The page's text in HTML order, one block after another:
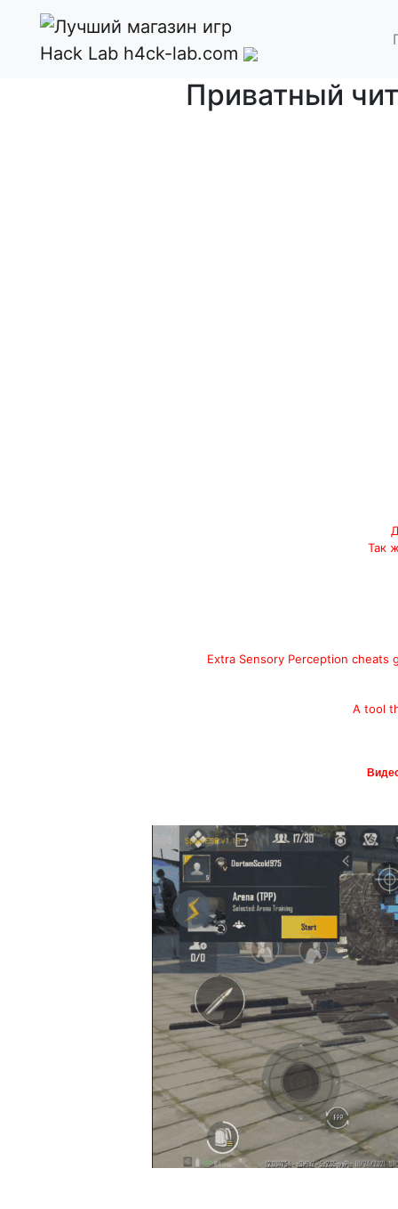
Hack Lab h4ck-lab.com
Приватный
Так
Extra Sensory Perception
A tool